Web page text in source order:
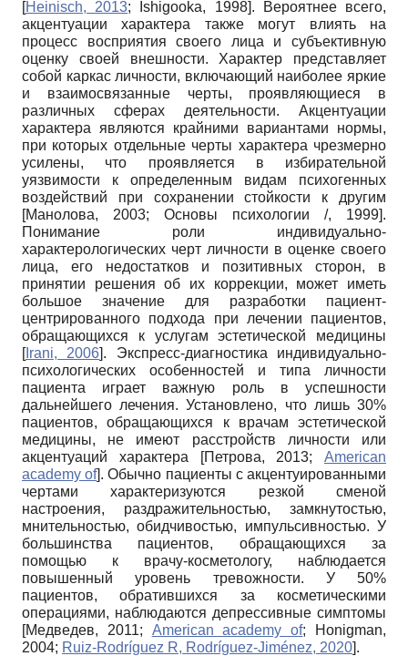
[Heinisch, 2013; Ishigooka, 1998]. Вероятнее всего,
акцентуации характера также могут влиять на
процесс восприятия своего лица и субъективную
оценку своей внешности. Характер представляет
собой каркас личности, включающий наиболее яркие
и взаимосвязанные черты, проявляющиеся в
различных сферах деятельности. Акцентуации
характера являются крайними вариантами нормы,
при которых отдельные черты характера чрезмерно
усилены, что проявляется в избирательной
уязвимости к определенным видам психогенных
воздействий при сохранении стойкости к другим
[Манолова, 2003; Основы психологии /, 1999].
Понимание роли индивидуально-
характерологических черт личности в оценке своего
лица, его недостатков и позитивных сторон, в
принятии решения об их коррекции, может иметь
большое значение для разработки пациент-
центрированного подхода при лечении пациентов,
обращающихся к услугам эстетической медицины
[Irani, 2006]. Экспресс-диагностика индивидуально-
психологических особенностей и типа личности
пациента играет важную роль в успешности
дальнейшего лечения. Установлено, что лишь 30%
пациентов, обращающихся к врачам эстетической
медицины, не имеют расстройств личности или
акцентуаций характера
[Петрова, 2013; American
academy of]. Обычно пациенты с акцентуированными
чертами характеризуются резкой сменой
настроения, раздражительностью, замкнутостью,
мнительностью, обидчивостью, импульсивностью. У
большинства пациентов, обращающихся за
помощью к врачу-косметологу, наблюдается
повышенный уровень тревожности. У 50%
пациентов, обратившихся за косметическими
операциями, наблюдаются депрессивные симптомы
[Медведев, 2011; American academy of;
Honigman,
2004; Ruiz-Rodríguez R, Rodríguez-Jiménez, 2020].